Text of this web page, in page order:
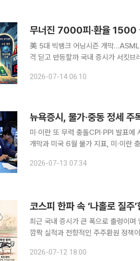
美 5대 빅뱅크 어닝시즌 개막
격 딛고 반등할까 국내 증시가 서킷브레이커가 발동되는 등 극심한 변동성을 겪은 가운데, 이번 주
2026-07-14 06:10
뉴욕증시, 물가·중동 정세
미·이란 또 무력 충돌CPI·PPI 발표에 시선 이번 주(7월 13~17일) 뉴욕증시는 2분기
개막과 미국 6월 물가 지표, 미·이란
야후파이낸스에 따르면 가장 큰 변수
2026-07-13 07:34
코스피 한파 속 ‘나홀로 질
최근 국내 증시가 큰 폭으로 출렁이
깜짝 실적과 전향적인 주주환원 정책
하며 거래를 마쳤다. 이 기간 KRX 은
2026-07-12 18:00